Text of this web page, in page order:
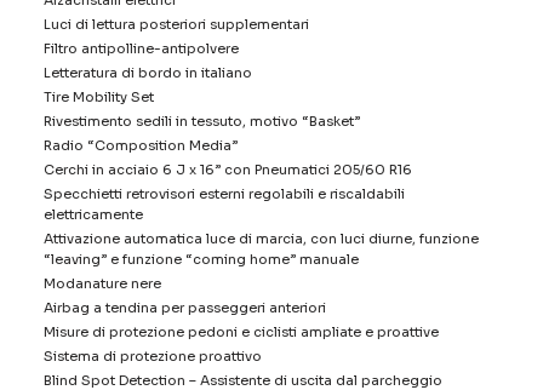
Luci di lettura posteriori supplementari
Filtro antipolline-antipolvere
Letteratura di bordo in italiano
Tire Mobility Set
Rivestimento sedili in tessuto, motivo “Basket”
Radio “Composition Media”
Cerchi in acciaio 6 J x 16” con Pneumatici 205/60 R16
Specchietti retrovisori esterni regolabili e riscaldabili
elettricamente
Attivazione automatica luce di marcia, con luci diurne, funzione
“leaving” e funzione “coming home” manuale
Modanature nere
Airbag a tendina per passeggeri anteriori
Misure di protezione pedoni e ciclisti ampliate e proattive
Sistema di protezione proattivo
Blind Spot Detection – Assistente di uscita dal parcheggio